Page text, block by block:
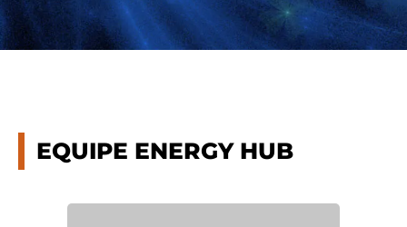
EQUIPE ENERGY HUB